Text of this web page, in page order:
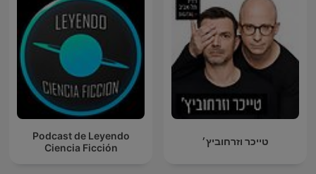
Podcast de Leyendo
Ciencia Ficción
טייכר וזרחוביץ׳